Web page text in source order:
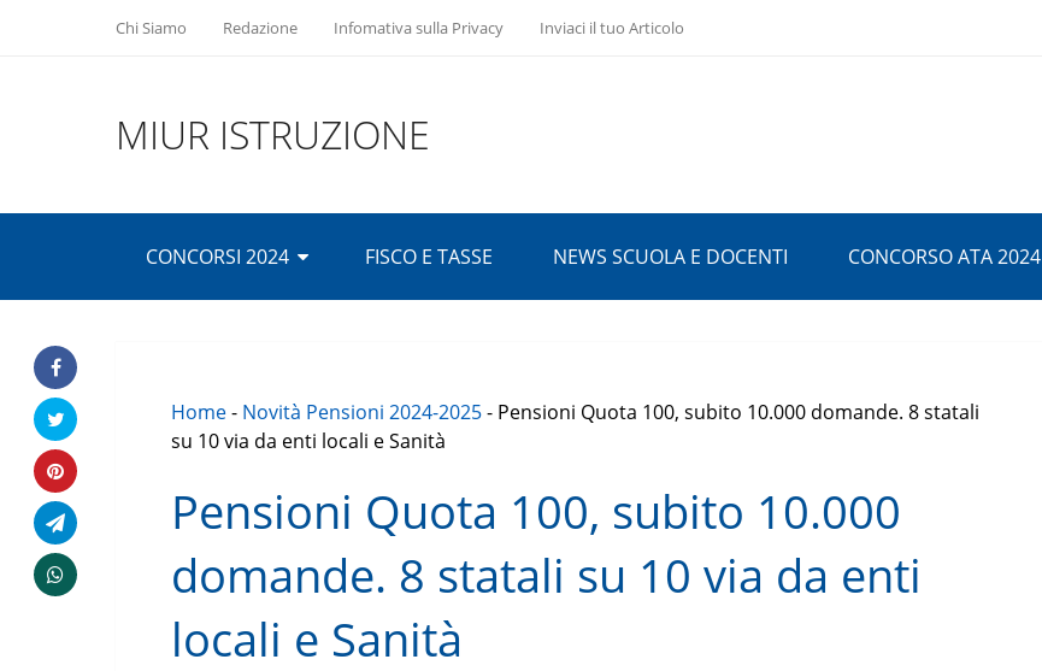
Chi Siamo Redazione Infomativa sulla Privacy Inviaci il tuo Articolo
MIUR ISTRUZIONE
CONCORSI 2024 FISCO E TASSE NEWS SCUOLA E DOCENTI CONCORSO ATA 2024
Home- Novità Pensioni 2024-2025- Pensioni Quota 100, subito 10.000 domande. 8 statali
su 10 via da enti locali e Sanità
Pensioni Quota 100, subito 10.000
domande. 8 statali su 10 via da enti
locali e Sanità